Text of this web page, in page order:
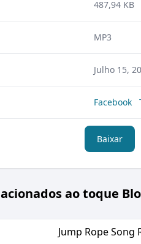
487,94 KB
MP3
Julho 15,
Facebook
Baixar
ao toque
Jump Rope Song